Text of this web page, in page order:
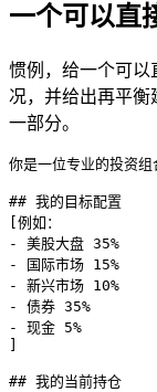
一个可以直
惯例，给一个可以
况，并给出再平衡
一部分。
你是一位专业的投资
## 我的目标配置
[例如：
- 美股大盘 35%
- 国际市场 15%
- 新兴市场 10%
- 债券 35%
- 现金 5%
]
## 我的当前持仓